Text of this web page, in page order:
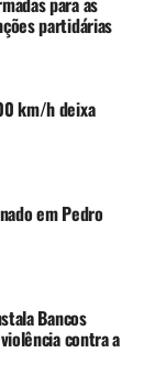
partidárias
km/h deixa
em Pedro
Bancos
contra a